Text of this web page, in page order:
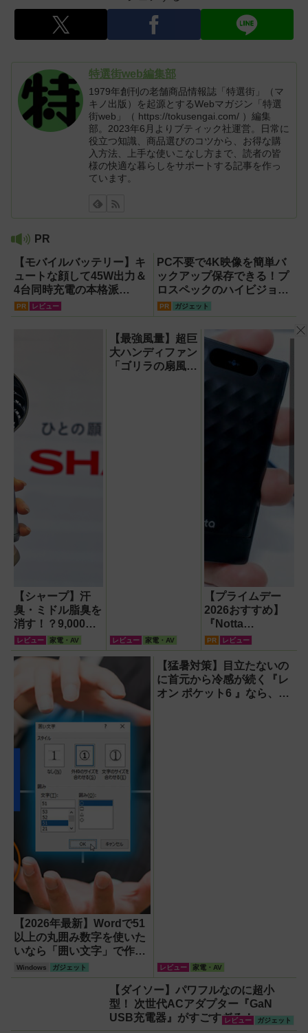
特選街web編集部
1979年創刊の老舗商品情報誌「特選街」（マ
キノ出版）を起源とするWebマガジン「特選
街web」（ https://tokusengai.com/ ）編集
部。2023年6月よりブティック社運営。日常に
役立つ知識、商品選びのコツから、お得な購
入方法、上手な使いこなし方まで、読者の皆
様の快適な暮らしをサポートする記事を作っ
ています。
PR
【モバイルバッテリー】キ
ュートな顔して45W出力＆
4台同時充電の本格派
『RORRY CharmGo オー
バイルファンもノートPC
PR レビュー
PC不要で4K映像を簡単バ
ックアップ保存できる！プ
ロスペックのハイビジョン
レコーダー『HVE705-
PR ガジェット
【シャープ】汗
臭・ミドル脂臭を
消す！？9,000円
超でも売れる高級
ハンディファン
『PJ-HS01』が
凄すぎる
レビュー 家電・AV
【最強風量】超巨
大ハンディファン
「ゴリラの扇風
レビュー 家電・AV
【プライムデー
2026おすすめ】
『Notta
Memo（ノッタ メ
モ）Type C』録
音からAI自動文字
起こし・翻訳・要
約までこなすAIボ
PR レビュー
【2026年最新】Wordで51
以上の丸囲み数字を使いた
いなら「囲い文字」で作る
【Windows】
Windows ガジェット
【猛暑対策】目立たないの
に首元から冷感が続く『レ
オン ポケット6 』なら、満
レビュー 家電・AV
【ダイソー】パワフルなのに超小
型！ 次世代ACアダプター『GaN
USB充電器』がすごすぎる！
レビュー ガジェット